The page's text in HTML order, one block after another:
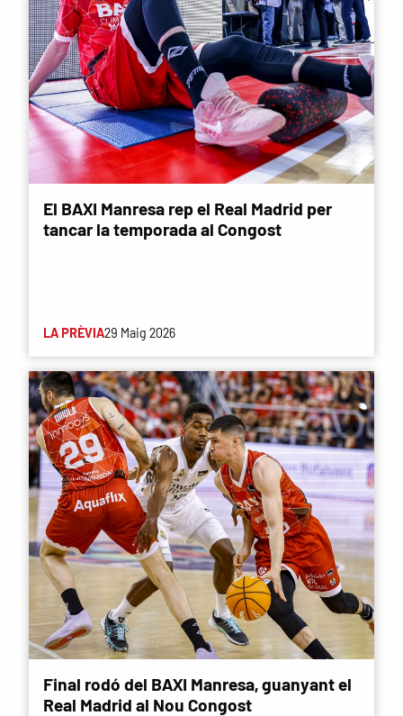
El BAXI Manresa rep el Real Madrid per
tancar la temporada al Congost
LA PRÈVIA29 Maig 2026
Final rodó del BAXI Manresa, guanyant el
Real Madrid al Nou Congost